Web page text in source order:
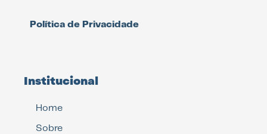
Política de Privacidade
Institucional
Home
Sobre